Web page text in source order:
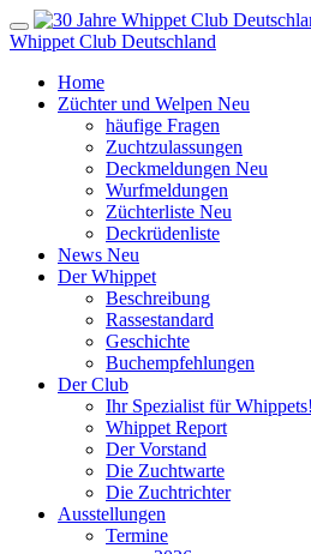
Whippet Club Deutschland
Home
Züchter und Welpen Neu
häufige Fragen
Zuchtzulassungen
Deckmeldungen Neu
Wurfmeldungen
Züchterliste Neu
Deckrüdenliste
News Neu
Der Whippet
Beschreibung
Rassestandard
Geschichte
Buchempfehlungen
Der Club
Ihr Spezialist für Whippets!
Whippet Report
Der Vorstand
Die Zuchtwarte
Die Zuchtrichter
Ausstellungen
Termine